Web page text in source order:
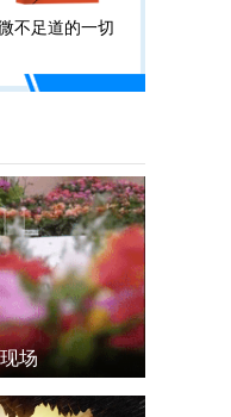
不足道的一切
场